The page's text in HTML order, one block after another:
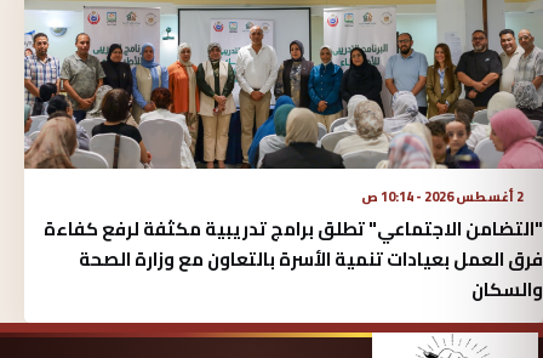
2 أغسطس 2026 - 10:14 ص
"التضامن الاجتماعي" تطلق برامج تدريبية مكثفة لرفع كفاءة
فرق العمل بعيادات تنمية الأسرة بالتعاون مع وزارة الصحة
والسكان